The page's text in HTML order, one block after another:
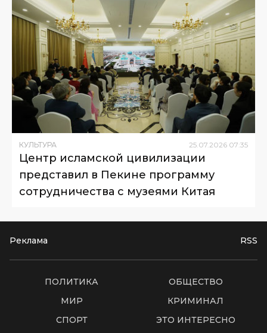
КУЛЬТУРА 25.07.2026 07:35
Центр исламской цивилизации
представил в Пекине программу
сотрудничества с музеями Китая
Реклама RSS
ПОЛИТИКА
ОБЩЕСТВО
МИР
КРИМИНАЛ
СПОРТ
ЭТО ИНТЕРЕСНО